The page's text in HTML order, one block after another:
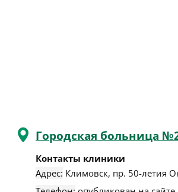
Городская больница
Контакты клиники
Адрес: Климовск, пр. 50-летия